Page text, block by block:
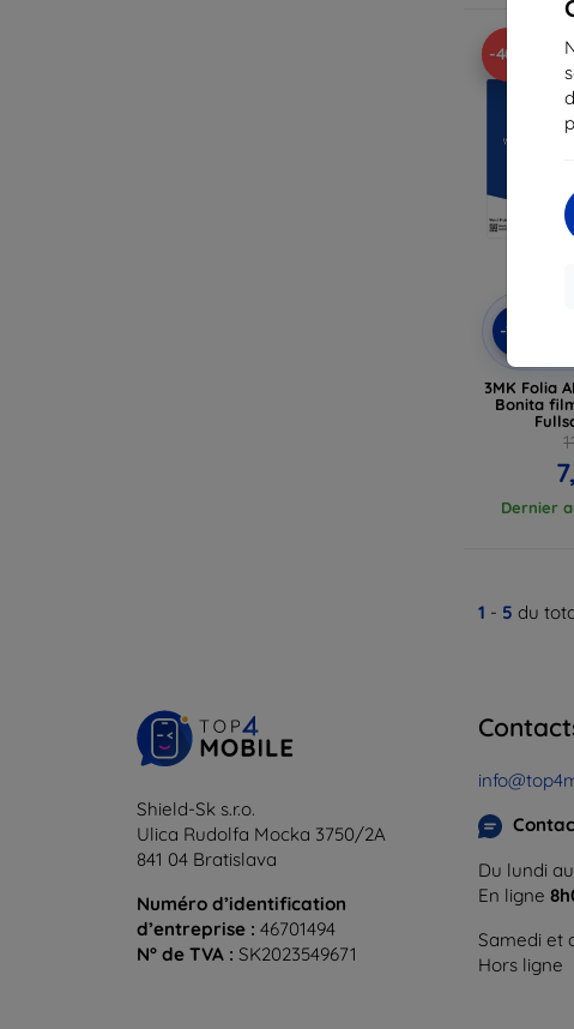
En
-40%
-10%
3MK Folia
Bonita
Dernier
1 - 5 du
Shield-Sk s.r.o.
Ulica Rudolfa Mocka 3750/2A
841 04 Bratislava
Numéro d’identification
d’entreprise : 46701494
N° de TVA : SK2023549671
Du lundi
En ligne
Samedi et
Hors ligne